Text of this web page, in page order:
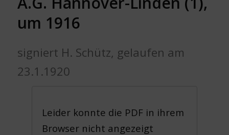
um 1916
signiert H. Schütz, gelaufen am
23.1.1920
Leider konnte die PDF in ihrem
Browser nicht angezeigt